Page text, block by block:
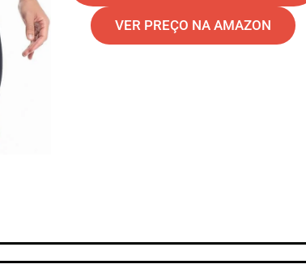
VER PREÇO NA AMAZON